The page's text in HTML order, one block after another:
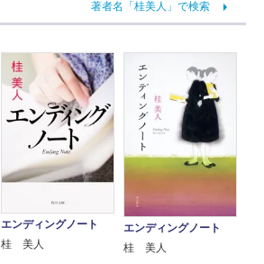
著者名「桂美人」で検索
エンディングノート
桂 美人
エンディングノート
桂 美人